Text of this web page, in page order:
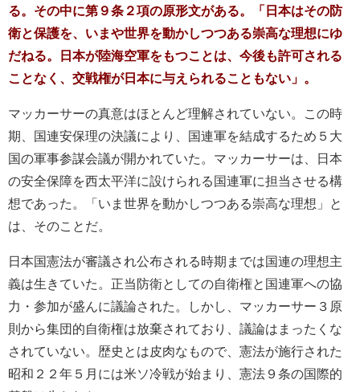
る。その中に第９条２項の原形文がある。「日本はその防
衛と保護を、いまや世界を動かしつつある崇高な理想にゆ
だねる。日本が陸海空軍をもつことは、今後も許可される
ことなく、交戦権が日本に与えられることもない」。
マッカーサーの真意はほとんど理解されていない。この時
期、国連安保理の決議により、国連軍を結成するため５大
国の軍事参謀会議が開かれていた。マッカーサーは、日本
の安全保障を西太平洋に設けられる国連軍に担当させる構
想であった。「いま世界を動かしつつある崇高な理想」と
は、そのことだ。
日本国憲法が審議され公布される時期までは国連の理想主
義は生きていた。正当防衛としての自衛権と国連軍への協
力・参加が盛んに議論された。しかし、マッカーサー３原
則から集団的自衛権は放棄されており、議論はまったくな
されていない。歴史とは皮肉なもので、憲法が施行された
昭和２２年５月には米ソ冷戦が始まり、憲法９条の国際的